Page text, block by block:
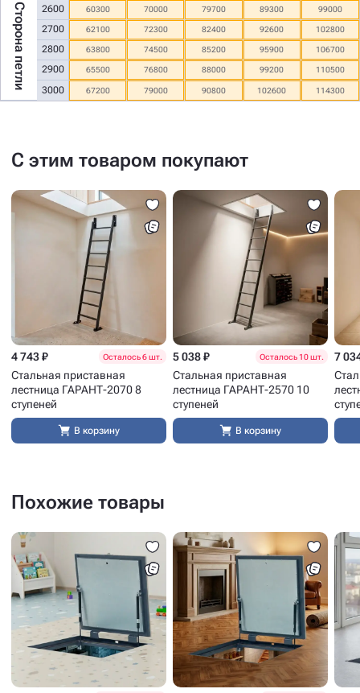
Сторона петли
2600
2700
2800
2900
3000
60300 70000 79700 89300 99000
62100 72300 82400 92600 102800
63800 74500 85200 95900 106700
65500 76800 88000 99200 110500
67200 79000 90800 102600 114300
С этим товаром покупают
4 743 ₽ Осталось 6 шт.
Стальная приставная
лестница ГАРАНТ-2070 8
ступеней
В корзину
5 038 ₽ Осталось 10 шт.
Стальная приставная
лестница ГАРАНТ-2570 10
ступеней
В корзину
7
Похожие товары